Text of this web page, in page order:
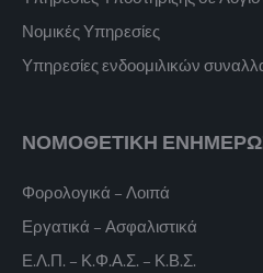
Νομικές Υπηρεσίες
Υπηρεσίες ενδοομιλικών
ΝΟΜΟΘΕΤΙΚΗ
Φορολογικά – Λοιπά
Εργατικά – Ασφαλιστικά
Ε.Λ.Π. – Κ.Φ.Α.Σ. – Κ.Β.Σ.